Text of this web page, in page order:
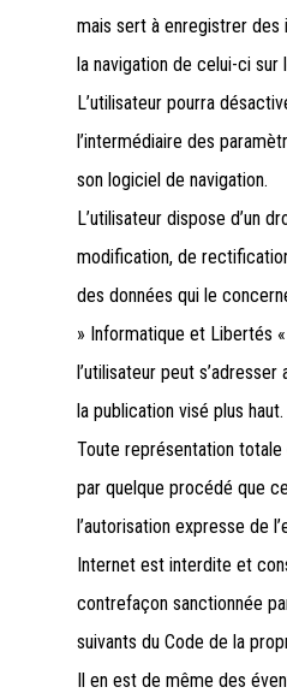
mais sert à enregistrer des
la navigation de celui-ci sur
L’utilisateur pourra
l’intermédiaire des
son logiciel de navigation.
L’utilisateur dispose d’un
modification, de
des données qui le
» Informatique et Libertés
l’utilisateur peut
la publication visé plus haut.
Toute représentation
par quelque procédé que
l’autorisation expresse de
Internet est interdite et
contrefaçon sanctionnée
suivants du Code de la
Il en est de même des